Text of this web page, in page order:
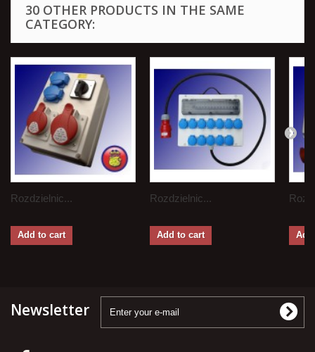
30 OTHER PRODUCTS IN THE SAME
CATEGORY:
Rozdzielnic...
Add to cart
Rozdzielnic...
Add to cart
Newsletter